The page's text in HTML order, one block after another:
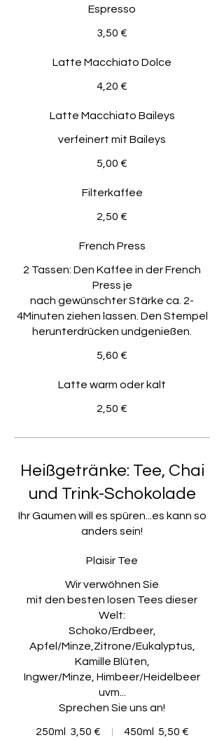
Espresso
3,50 €
Latte Macchiato Dolce
4,20 €
Latte Macchiato Baileys
verfeinert mit Baileys
5,00 €
Filterkaffee
2,50 €
French Press
2 Tassen: Den Kaffee in der French
Press je
nach gewünschter Stärke ca. 2-
4Minuten ziehen lassen. Den Stempel
herunterdrücken undgenießen.
5,60 €
Latte warm oder kalt
2,50 €
Heißgetränke: Tee, Chai
und Trink-Schokolade
Ihr Gaumen will es spüren...es kann so
anders sein!
Plaisir Tee
Wir verwöhnen Sie
mit den besten losen Tees dieser
Welt:
Schoko/Erdbeer,
Apfel/Minze,Zitrone/Eukalyptus,
Kamille Blüten,
Ingwer/Minze, Himbeer/Heidelbeer
uvm...
Sprechen Sie uns an!
250ml 3,50 € 450ml 5,50 €